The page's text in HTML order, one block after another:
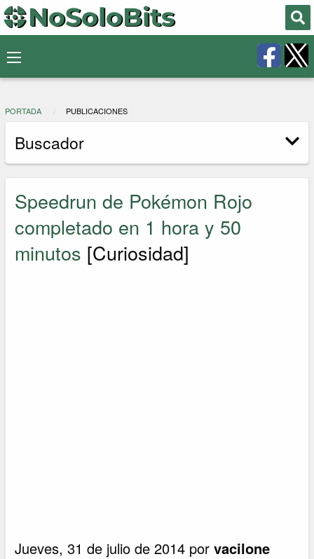
PORTADA PUBLICACIONES
Buscador
Speedrun de Pokémon Rojo
completado en 1 hora y 50
minutos [Curiosidad]
Jueves, 31 de julio de 2014 porvacilone